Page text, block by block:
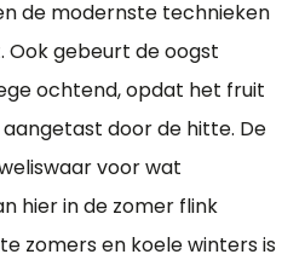
de modernste technieken
Ook gebeurt de oogst
ochtend, opdat het fruit
door de hitte. De
voor wat
hier in de zomer flink
zomers en koele winters is